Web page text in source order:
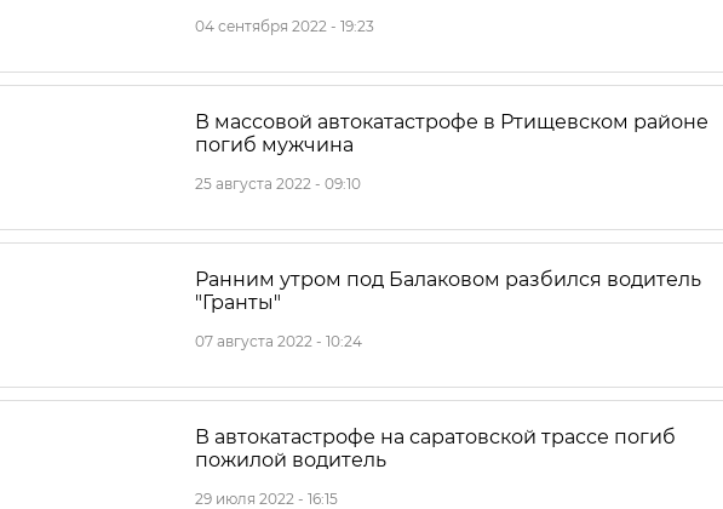
04 сентября 2022 - 19:23
В массовой автокатастрофе в Ртищевском районе
погиб мужчина
25 августа 2022 - 09:10
Ранним утром под Балаковом разбился водитель
"Гранты"
07 августа 2022 - 10:24
В автокатастрофе на саратовской трассе погиб
пожилой водитель
29 июля 2022 - 16:15